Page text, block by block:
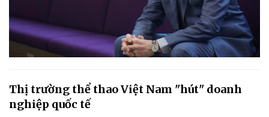
Thị trường thể thao Việt Nam "hút" doanh
nghiệp quốc tế